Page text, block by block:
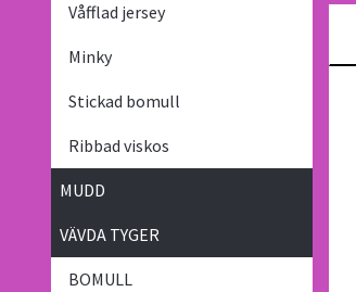
Våfflad jersey
Minky
Stickad bomull
Ribbad viskos
MUDD
VÄVDA TYGER
BOMULL